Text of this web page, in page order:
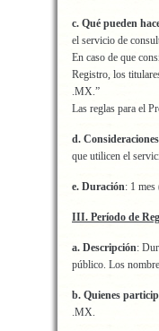
c. Qué pueden
el servicio de
En caso de que
Registro, los
.MX.”
Las reglas para el
d. Consideraciones
que utilicen el
e. Duración: 1 mes
III. Período de
a. Descripción:
público. Los
b. Quienes
.MX.